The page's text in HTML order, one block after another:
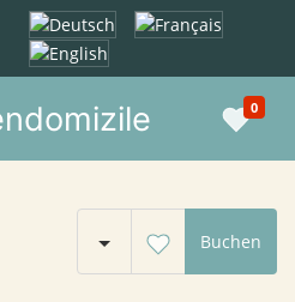
Sprache auswählen
0
Buchen